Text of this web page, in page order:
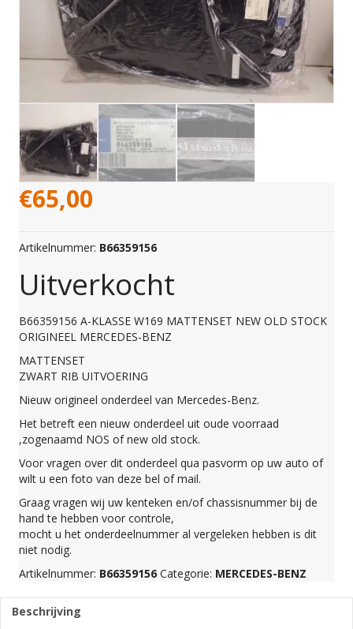
€65,00
Artikelnummer: B66359156
Uitverkocht
B66359156 A-KLASSE W169 MATTENSET NEW OLD STOCK
ORIGINEEL MERCEDES-BENZ
MATTENSET
ZWART RIB UITVOERING
Nieuw origineel onderdeel van Mercedes-Benz.
Het betreft een nieuw onderdeel uit oude voorraad
,zogenaamd NOS of new old stock.
Voor vragen over dit onderdeel qua pasvorm op uw auto of
wilt u een foto van deze bel of mail.
Graag vragen wij uw kenteken en/of chassisnummer bij de
hand te hebben voor controle,
mocht u het onderdeelnummer al vergeleken hebben is dit
niet nodig.
Artikelnummer: B66359156 Categorie: MERCEDES-BENZ
Beschrijving